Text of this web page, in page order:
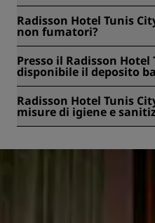
Jaures, Tunisi, Tunisia.
Radisson Hotel Tunis
non fumatori?
fumatori.
Presso il Radisson Hotel
disponibile il deposito
deposito bagagli.
Radisson Hotel Tunis
misure di igiene e